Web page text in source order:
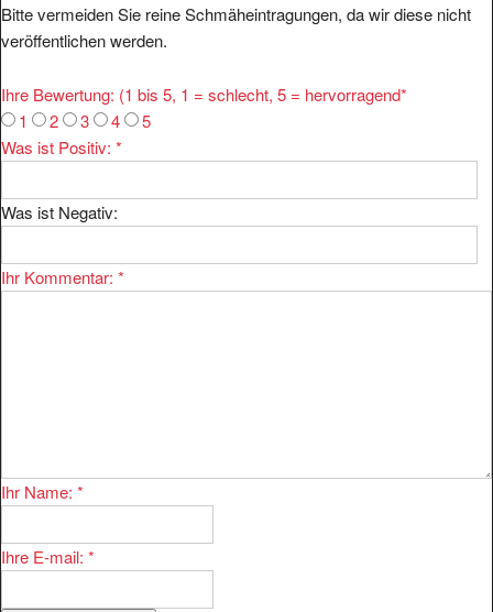
Bitte vermeiden Sie reine Schmäheintragungen, da wir diese nicht
veröffentlichen werden.
Ihre Bewertung: (1 bis 5, 1 = schlecht, 5 = hervorragend*
1
2 3 4
5
Was ist Positiv: *
Was ist Negativ:
Ihr Kommentar: *
Ihr Name: *
Ihre E-mail: *